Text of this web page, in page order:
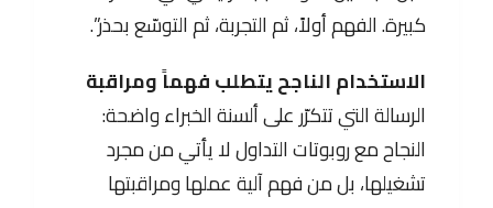
كبيرة. الفهم أولاً، ثم التجربة، ثم التوسّع بحذر”.
الاستخدام الناجح يتطلب فهماً ومراقبة
الرسالة التي تتكرّر على ألسنة الخبراء واضحة:
النجاح مع روبوتات التداول لا يأتي من مجرد
تشغيلها، بل من فهم آلية عملها ومراقبتها